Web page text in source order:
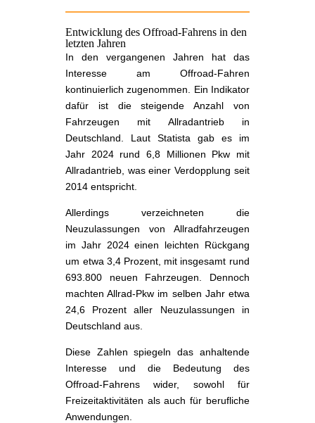
Entwicklung des Offroad-Fahrens in den
letzten Jahren
In den vergangenen Jahren hat das
Interesse am Offroad-Fahren
kontinuierlich zugenommen. Ein Indikator
dafür ist die steigende Anzahl von
Fahrzeugen mit Allradantrieb in
Deutschland. Laut Statista gab es im
Jahr 2024 rund 6,8 Millionen Pkw mit
Allradantrieb, was einer Verdopplung seit
2014 entspricht.
Allerdings verzeichneten die
Neuzulassungen von Allradfahrzeugen
im Jahr 2024 einen leichten Rückgang
um etwa 3,4 Prozent, mit insgesamt rund
693.800 neuen Fahrzeugen. Dennoch
machten Allrad-Pkw im selben Jahr etwa
24,6 Prozent aller Neuzulassungen in
Deutschland aus.
Diese Zahlen spiegeln das anhaltende
Interesse und die Bedeutung des
Offroad-Fahrens wider, sowohl für
Freizeitaktivitäten als auch für berufliche
Anwendungen.